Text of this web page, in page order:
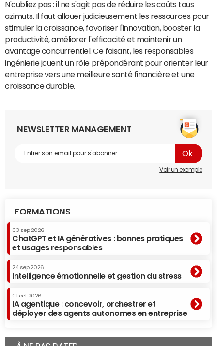
N'oubliez pas : il ne s'agit pas de réduire les coûts tous
azimuts. Il faut allouer judicieusement les ressources pour
stimuler la croissance, favoriser l'innovation, booster la
productivité, améliorer l'efficacité et maintenir un
avantage concurrentiel. Ce faisant, les responsables
ingénierie jouent un rôle prépondérant pour orienter leur
entreprise vers une meilleure santé financière et une
croissance durable.
NEWSLETTER MANAGEMENT
Voir un exemple
FORMATIONS
03 sep 2026
ChatGPT et IA génératives : bonnes pratiques
et usages responsables
24 sep 2026
Intelligence émotionnelle et gestion du stress
01 oct 2026
IA agentique : concevoir, orchestrer et
déployer des agents autonomes en entreprise